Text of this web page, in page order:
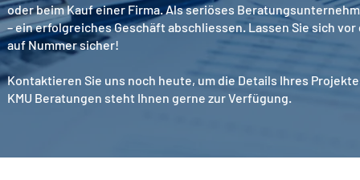
oder beim Kauf einer Firma. Als seriöses
– ein erfolgreiches Geschäft abschliessen. Lassen Sie sich
auf Nummer sicher!
Kontaktieren Sie uns noch heute, um die Details Ihres
KMU Beratungen steht Ihnen gerne zur Verfügung.